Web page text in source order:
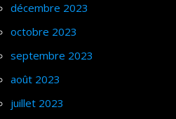
décembre 2023
octobre 2023
septembre 2023
août 2023
juillet 2023